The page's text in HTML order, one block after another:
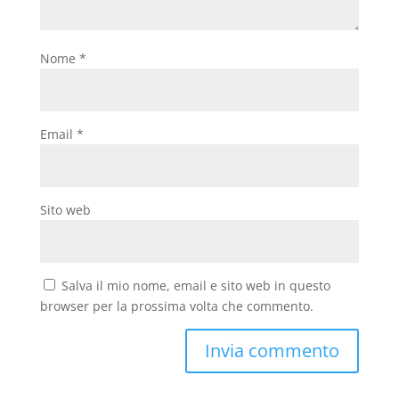
Nome *
Email *
Sito web
Salva il mio nome, email e sito web in questo
browser per la prossima volta che commento.